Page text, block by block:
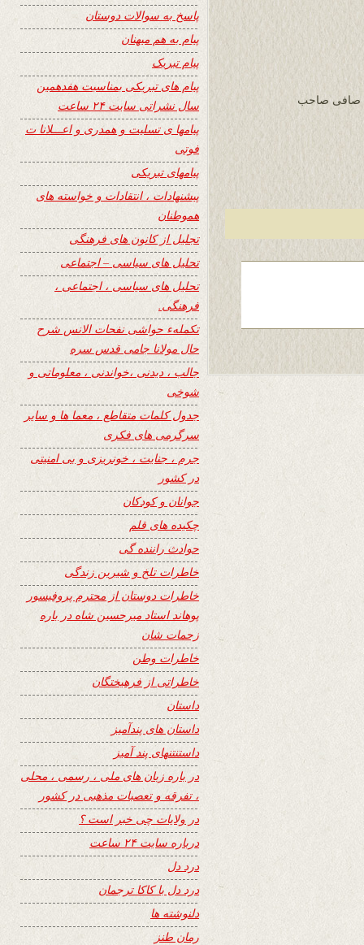
صافی صاحب
پاسخ به سوالات دوستان
پیام به هم میهنان
پیام تبریک
پیام های تبریکی بمناسبت هفدهمین
سال نشراتی سایت ۲۴ ساعت
پیامها ی تسلیت و همدری و اعـــلانا ت
فوتی
پیامهای تبریکی
پیشنهادات ، انتقادات و خواسته های
هموطنان
تجلیل از کانون های فرهنگی
تحلیل های سیاسی – اجتماعی
تحلیل های سیاسی ، اجتماعی ،
فرهنگی.
تکملهء حواشی نفحات الانس شرح
حال مولانا جامی قدس سره
جالب ، دیدنی ،خواندنی ، معلوماتی و
شوخی
جدول کلمات متقاطع ، معما ها و سایر
سرگرمی های فکری
جرم ، جنایت ، خونریزی و بی امنیتی
در کشور
جوانان و کودکان
چکیده های قلم
حوادث راننده گی
خاطرات تلخ و شیرین زندگی
خاطرات دوستان از محترم پروفیسور
پوهاند استاد میرحسین شاه در باره
زحمات شان
خاطرات وطن
خاطراتی از فرهیختگان
داستان
داستان های پندآمیز
داستنتنهای پند آمیز
در باره زبان های ملی ، رسمی ، محلی
، تفرقه و تعصبات مذهبی در کشور
در ولایات چی خبر است ؟
درباره سایت ۲۴ ساعت
درد دل
درد دل با کاکا ترجمان
دلنوشته ها
رمان طنز